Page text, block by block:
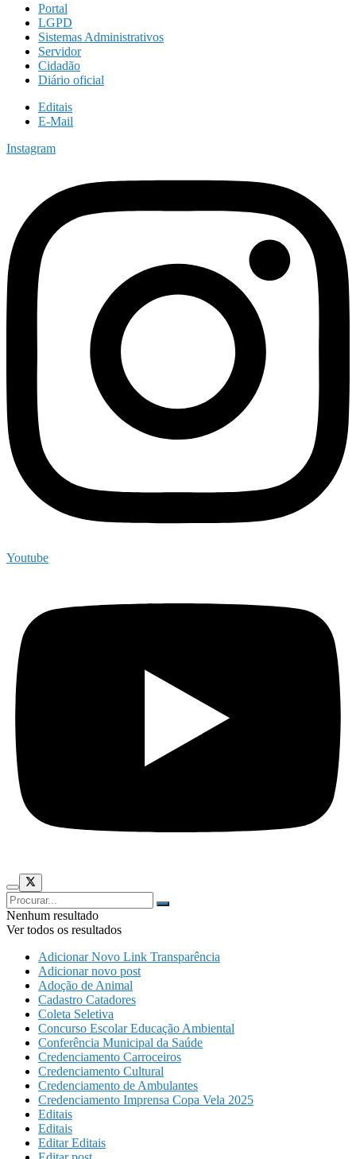
Portal
LGPD
Sistemas Administrativos
Servidor
Cidadão
Diário oficial
Editais
E-Mail
Instagram
Youtube
Nenhum resultado
Ver todos os resultados
Adicionar Novo Link Transparência
Adicionar novo post
Adoção de Animal
Cadastro Catadores
Coleta Seletiva
Concurso Escolar Educação Ambiental
Conferência Municipal da Saúde
Credenciamento Carroceiros
Credenciamento Cultural
Credenciamento de Ambulantes
Credenciamento Imprensa Copa Vela 2025
Editais
Editais
Editar Editais